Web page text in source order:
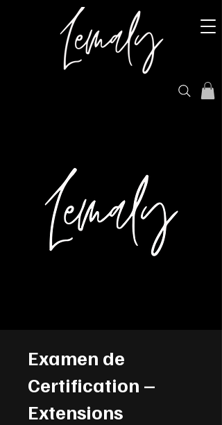
Examen de
Certification –
Extensions